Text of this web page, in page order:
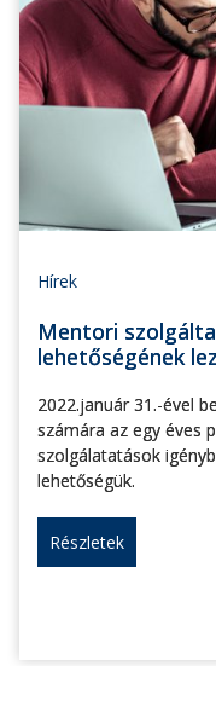
Hírek
Mentori
lehetőségének
2022.január 31.-ével
számára az egy éves
szolgálatatások
lehetőségük.
Részletek